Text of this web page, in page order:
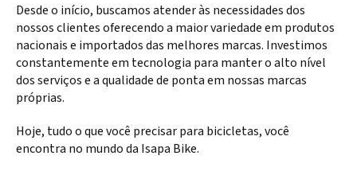
Desde o início, buscamos atender às necessidades dos
nossos clientes oferecendo a maior variedade em produtos
nacionais e importados das melhores marcas. Investimos
constantemente em tecnologia para manter o alto nível
dos serviços e a qualidade de ponta em nossas marcas
próprias.
Hoje, tudo o que você precisar para bicicletas, você
encontra no mundo da Isapa Bike.